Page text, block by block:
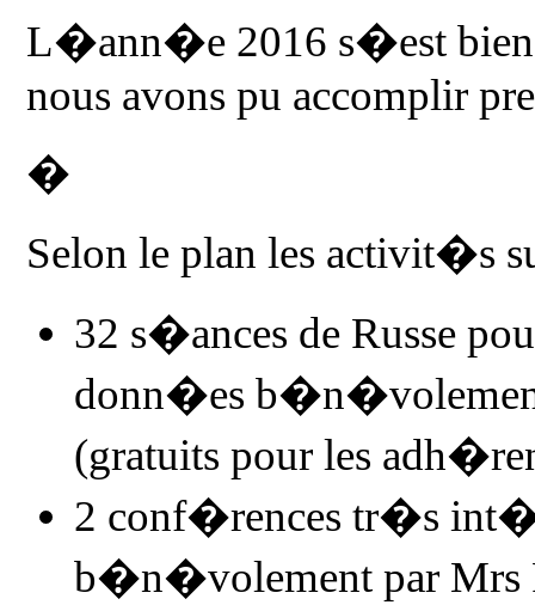
L�ann�e 2016 s�est bien
nous avons pu accomplir
�
Selon le plan les
32 s�ances de Russe
donn�es
(gratuits pour les
2 conf�rences tr�s
b�n�volement par Mrs